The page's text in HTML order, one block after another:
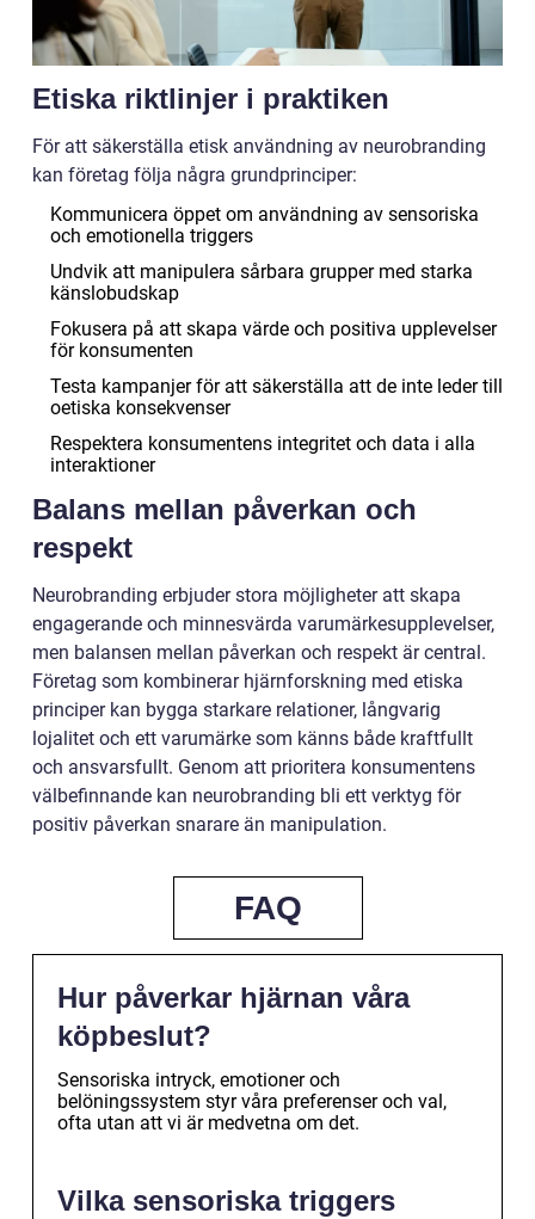
Etiska riktlinjer i praktiken
För att säkerställa etisk användning av neurobranding
kan företag följa några grundprinciper:
Kommunicera öppet om användning av sensoriska
och emotionella triggers
Undvik att manipulera sårbara grupper med starka
känslobudskap
Fokusera på att skapa värde och positiva upplevelser
för konsumenten
Testa kampanjer för att säkerställa att de inte leder till
oetiska konsekvenser
Respektera konsumentens integritet och data i alla
interaktioner
Balans mellan påverkan och
respekt
Neurobranding erbjuder stora möjligheter att skapa
engagerande och minnesvärda varumärkesupplevelser,
men balansen mellan påverkan och respekt är central.
Företag som kombinerar hjärnforskning med etiska
principer kan bygga starkare relationer, långvarig
lojalitet och ett varumärke som känns både kraftfullt
och ansvarsfullt. Genom att prioritera konsumentens
välbefinnande kan neurobranding bli ett verktyg för
positiv påverkan snarare än manipulation.
FAQ
Hur påverkar hjärnan våra
köpbeslut?
Sensoriska intryck, emotioner och
belöningssystem styr våra preferenser och val,
ofta utan att vi är medvetna om det.
Vilka sensoriska triggers